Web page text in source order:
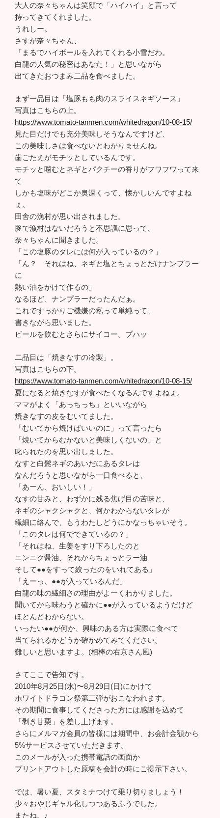
大人の奈々ちゃんは笑顔で「ハイハイ」と言って
持ってきてくれました。
うれしー。
さすが奈々ちゃん、
「まるでハイボールを入れてくれる小雪だわ。
白龍の人気の秘密はあなた！」と思いながら
出てきたおつまみ二品を食べました。
まず一品目は「塩豚もも肉のスライスネギソース」
写真はこちらの上。
https://www.tomato-tanmen.com/whitedragon/10-08-15/
見た目だけでも充分美味しそうなんですけど、
この美味しさは食べないとわかりませんね。
歯ごたえがモチッとしているんです。
モチッと噛むとネギとパクチーの香りがフワフワって来
て
しかも塩味がどこか奥深くって、懐かしいんですよね
ぇ。
田舎の漁村が思い出されました。
豚で漁村はないだろうと不思議に思って、
奈々ちゃんに聞きました。
「この塩豚のタレには何が入っているの？」
「ん？ それはね、ネギと塩とちょっとだけナンプラー
に
熱い油をかけて作るの」
なるほど、ナンプラーだったんだぁ。
これですっかりご機嫌の私って単純って、
書きながら思いました。
ビールを飲むとさらにサイコー。プハッ
二品目は「焼きなすの冷製」。
写真はこちらの下。
https://www.tomato-tanmen.com/whitedragon/10-08-15/
夏になると焼きなすが食べたくなるんですよねぇ。
ママがよく「あっちっち」といいながら
焼きなすの皮をむいてました。
「むいてから焼けばいいのに」って言ったら
「焼いてからむかないと美味しくないの」と
叱られたのを思い出しました。
なすと白髭ネギのあいだにあるタレは
なんだろうと思いながら一口食べると、
「あーん、おいしい！」
なすの甘みと、わずかに残る焦げ目の苦味と、
ネギのシャクシャクと、何かわからないタレが
繊細に絡んで、もうわたしどうにかなっちゃいそう。
「このタレは何でできているの？」
「それはね、生姜をすり下ろしたのと
ニンニク醤油、それからちょっとラー油
そして●●をすって絞ったのをいれてある」
「えーっ、●●が入っているんだ」
白龍の味の繊細さの理由がよーくわかりました。
聞いてから味わうと確かに●●が入っているようだけど
ほとんどわからない。
いったい●●が何か、興味のある方は実際に食べて
当てられるかどうか確かめてみてください。
難しいと思いますよ。(相棒の右京さん風)
さてここで告知です。
2010年8月25日(水)〜8月29日(日)にかけて
ホワイトドラゴン祭第二弾がおこなわれます。
その期間に食事してくださった方には感謝を込めて
「剥き甘栗」を差し上げます。
さらにメルマガ会員の皆様には期間中、お会計金額から
5%サービスさせていただきます。
このメールが入った携帯電話の画面か
プリントアウトした原稿を会計の時にご提示下さい。
では、暑い夏、スタミナつけて乗り切りましょう！
少々おやじギャル化しつつあるふうでした。
またね。♪